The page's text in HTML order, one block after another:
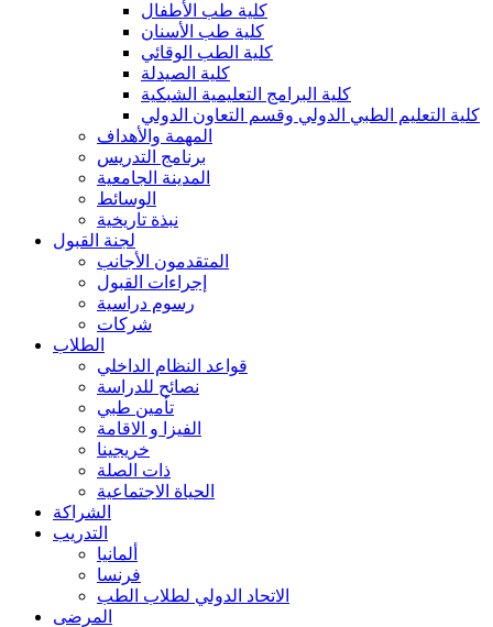
كلية طب الأطفال
كلية طب الأسنان
كلية الطب الوقائي
كلية الصيدلة
كلية البرامج التعليمية الشبكية
كلية التعليم الطبي الدولي وقسم التعاون الدولي
المهمة والأهداف
برنامج التدريس
المدينة الجامعية
الوسائط
نبذة تاريخية
لجنة القبول
المتقدمون الأجانب
إجراءات القبول
رسوم دراسية
شركات
الطلاب
قواعد النظام الداخلي
نصائح للدراسة
تأمين طبي
الفيزا و الاقامة
خريجينا
ذات الصلة
الحياة الاجتماعية
الشراكة
التدريب
ألمانيا
فرنسا
الاتحاد الدولي لطلاب الطب
المرضى